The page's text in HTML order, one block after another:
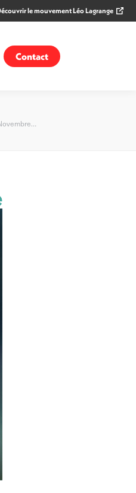
le mouvement Léo Lagrange
Contact